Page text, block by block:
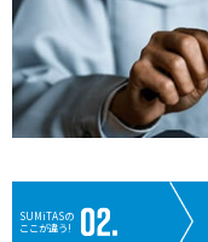
SUMiTASの
ここが違う!